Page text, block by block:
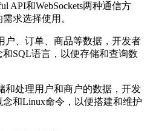
API和WebSockets两种通信方
求选择使用。
户、订单、商品等数据，开发者
SQL语言，以便存储和查询数
和处理用户和商户的数据，开发
和Linux命令，以便搭建和维护